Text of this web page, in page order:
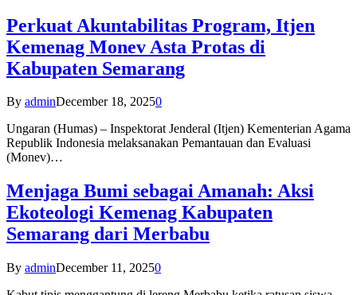
Perkuat Akuntabilitas Program, Itjen
Kemenag Monev Asta Protas di
Kabupaten Semarang
By adminDecember 18, 20250
Ungaran (Humas) – Inspektorat Jenderal (Itjen) Kementerian Agama
Republik Indonesia melaksanakan Pemantauan dan Evaluasi
(Monev)…
Menjaga Bumi sebagai Amanah: Aksi
Ekoteologi Kemenag Kabupaten
Semarang dari Merbabu
By adminDecember 11, 20250